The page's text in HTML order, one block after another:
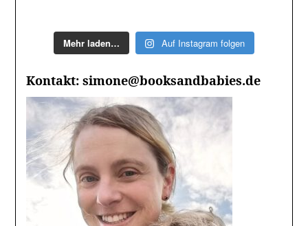
Mehr laden… Auf Instagram folgen
Kontakt: simone@booksandbabies.de